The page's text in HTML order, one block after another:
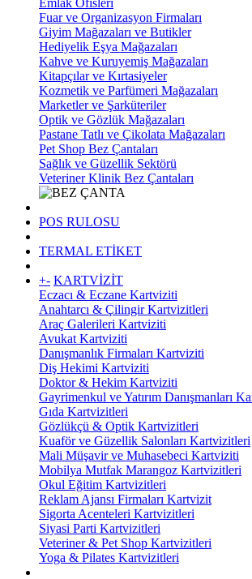
Emlak Ofisleri
Fuar ve Organizasyon Firmaları
Giyim Mağazaları ve Butikler
Hediyelik Eşya Mağazaları
Kahve ve Kuruyemiş Mağazaları
Kitapçılar ve Kırtasiyeler
Kozmetik ve Parfümeri Mağazaları
Marketler ve Şarküteriler
Optik ve Gözlük Mağazaları
Pastane Tatlı ve Çikolata Mağazaları
Pet Shop Bez Çantaları
Sağlık ve Güzellik Sektörü
Veteriner Klinik Bez Çantaları
POS RULOSU
TERMAL ETİKET
+- KARTVİZİT
Eczacı & Eczane Kartviziti
Anahtarcı & Çilingir Kartvizitleri
Araç Galerileri Kartviziti
Avukat Kartviziti
Danışmanlık Firmaları Kartviziti
Diş Hekimi Kartviziti
Doktor & Hekim Kartviziti
Gayrimenkul ve Yatırım Danışmanları
Gıda Kartvizitleri
Gözlükçü & Optik Kartvizitleri
Kuaför ve Güzellik Salonları Kartvizitleri
Mali Müşavir ve Muhasebeci Kartviziti
Mobilya Mutfak Marangoz Kartvizitleri
Okul Eğitim Kartvizitleri
Reklam Ajansı Firmaları Kartvizit
Sigorta Acenteleri Kartvizitleri
Siyasi Parti Kartvizitleri
Veteriner & Pet Shop Kartvizitleri
Yoga & Pilates Kartvizitleri